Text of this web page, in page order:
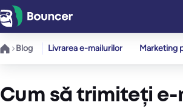
Sari
la
conținut
Blog Livrarea e-mailurilor Marketing
Cum să trimiteți e-